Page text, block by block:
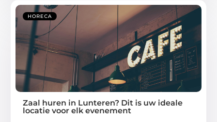
HORECA
Zaal huren in Lunteren? Dit is uw ideale
locatie voor elk evenement